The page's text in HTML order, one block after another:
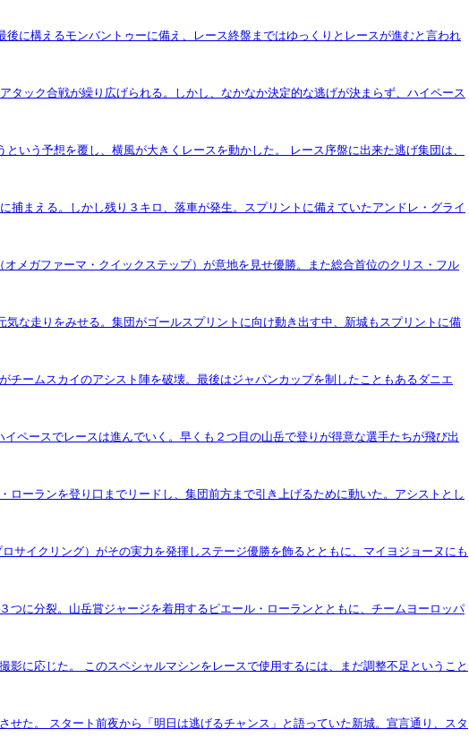
に構えるモンバントゥーに備え、レース終盤まではゆっくりとレースが進むと言われ
ック合戦が繰り広げられる。しかし、なかなか決定的な逃げが決まらず、ハイペース
いう予想を覆し、横風が大きくレースを動かした。 レース序盤に出来た逃げ集団は、
まえる。しかし残り３キロ、落車が発生。スプリントに備えていたアンドレ・グライ
メガファーマ・クイックステップ）が意地を見せ優勝。また総合首位のクリス・フル
な走りをみせる。集団がゴールスプリントに向け動き出す中、新城もスプリントに備
ームスカイのアシスト陣を破壊。最後はジャパンカップを制したこともあるダニエ
ペースでレースは進んでいく。早くも２つ目の山岳で登りが得意な選手たちが飛び出
ーランを登り口までリードし、集団前方まで引き上げるために動いた。アシストとし
サイクリング）がその実力を発揮しステージ優勝を飾るとともに、マイヨジョーヌにも
に分裂。山岳賞ジャージを着用するピエール・ローランとともに、チームヨーロッパ
に応じた。 このスペシャルマシンをレースで使用するには、まだ調整不足ということ
た。 スタート前夜から「明日は逃げるチャンス」と語っていた新城。宣言通り、スタ